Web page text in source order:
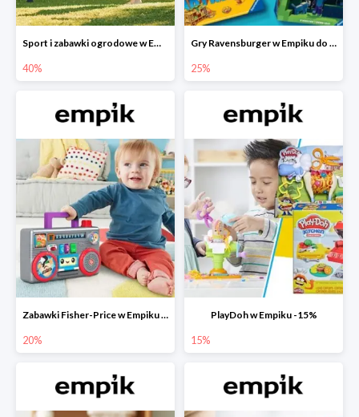
Sport i zabawki ogrodowe w Empiku do -40%
40%
Gry Ravensburger w Empiku do -25%
25%
Zabawki Fisher-Price w Empiku do -20%
20%
PlayDoh w Empiku -15%
15%